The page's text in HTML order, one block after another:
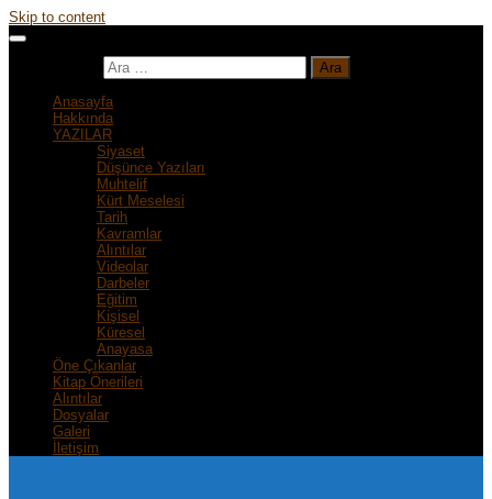
Skip to content
Anasayfa
Hakkında
YAZILAR
Siyaset
Düşünce Yazıları
Muhtelif
Kürt Meselesi
Tarih
Kavramlar
Alıntılar
Videolar
Darbeler
Eğitim
Kişisel
Küresel
Anayasa
Öne Çıkanlar
Kitap Önerileri
Alıntılar
Dosyalar
Galeri
İletişim